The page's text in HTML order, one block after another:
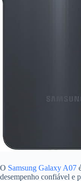
O Samsung Galaxy A07
desempenho confiável e